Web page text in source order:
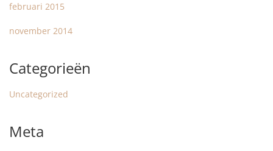
februari 2015
november 2014
Categorieën
Uncategorized
Meta